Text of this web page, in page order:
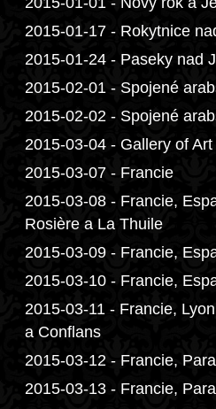
2015-01-17 - Rokytnice
2015-01-24 - Paseky nad
2015-02-01 - Spojené
2015-02-02 - Spojené
2015-03-04 - Gallery of
2015-03-07 - Francie
2015-03-08 - Francie,
Rosière a La Thuile
2015-03-09 - Francie,
2015-03-10 - Francie,
2015-03-11 - Francie,
a Conflans
2015-03-12 - Francie,
2015-03-13 - Francie,